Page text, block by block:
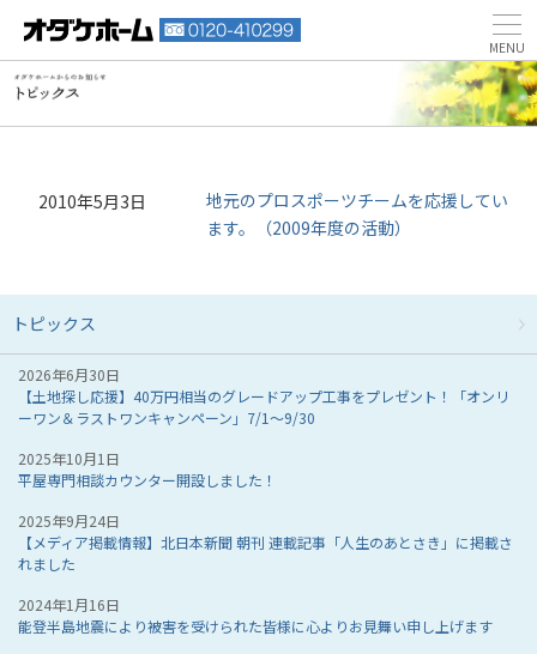
2010年5月3日
地元のプロスポーツチームを応援してい
ます。（2009年度の活動）
トピックス
2026年6月30日
【土地探し応援】40万円相当のグレードアップ工事をプレゼント！「オンリ
ーワン＆ラストワンキャンペーン」7/1～9/30
2025年10月1日
平屋専門相談カウンター開設しました！
2025年9月24日
【メディア掲載情報】北日本新聞 朝刊 連載記事「人生のあとさき」に掲載さ
れました
2024年1月16日
能登半島地震により被害を受けられた皆様に心よりお見舞い申し上げます